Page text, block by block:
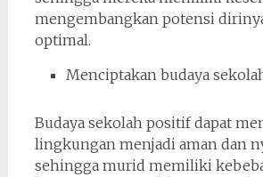
mengembangkan potensi
optimal.
Menciptakan budaya
Budaya sekolah positif dapat
lingkungan menjadi aman dan
sehingga murid memiliki